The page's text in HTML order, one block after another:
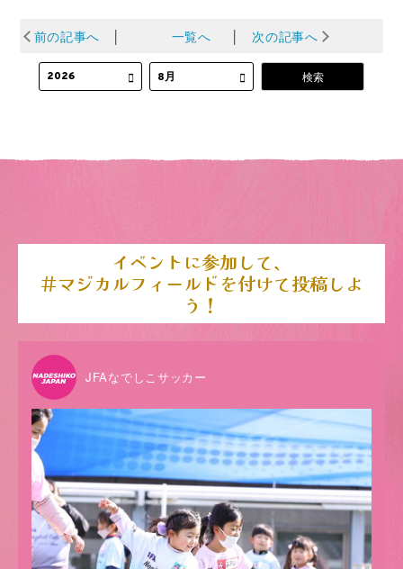
前の記事へ 一覧へ 次の記事へ
イベントに参加して、
＃マジカルフィールドを付けて投稿しよ
う！
JFAなでしこサッカー